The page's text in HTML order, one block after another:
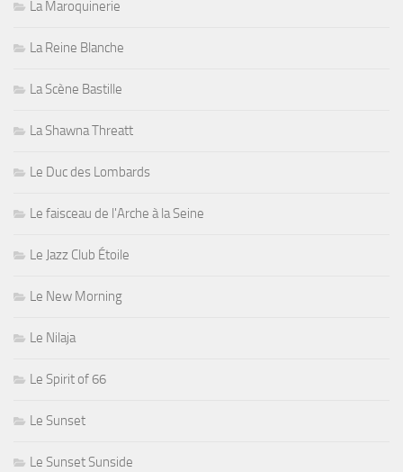
La Maroquinerie
La Reine Blanche
La Scène Bastille
La Shawna Threatt
Le Duc des Lombards
Le faisceau de l'Arche à la Seine
Le Jazz Club Étoile
Le New Morning
Le Nilaja
Le Spirit of 66
Le Sunset
Le Sunset Sunside